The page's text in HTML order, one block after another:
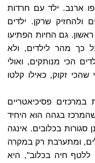
45 דקות וליטפו ארנב. ילד עם חרדות
שרקן. ילדים
גם החיות הפתיעו
כך מהר לילדים, ולא
הכי מנותקים, ואולי
זקוק, כאילו קלטו
פסיכיאטריים
בגהה הוא היחיד
סגורות בכלובים. אינגה
ומתערבת רק במקרה
חיה בכלוב", היא